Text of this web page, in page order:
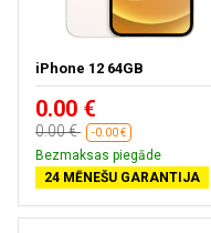
iPhone 12 64GB
0.00 €
0.00 € -0.00 €
Bezmaksas piegāde
24 MĒNEŠU GARANTIJA